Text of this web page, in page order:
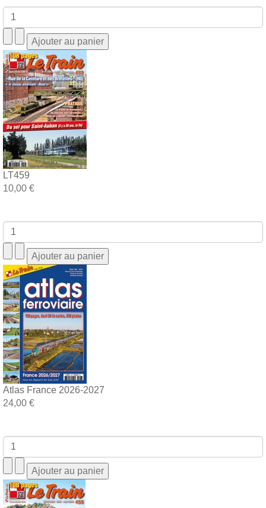
LT459
10,00 €
Atlas France 2026-2027
24,00 €